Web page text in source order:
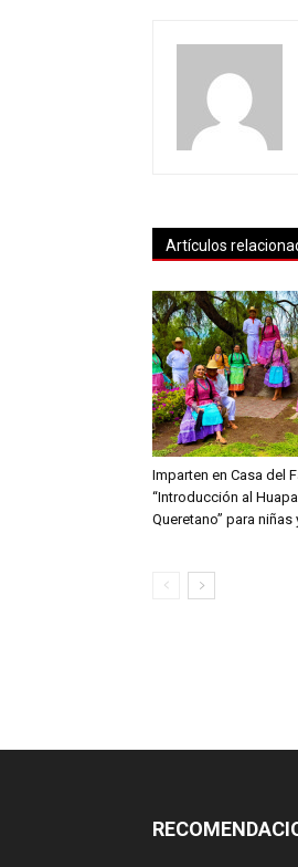
Artículos
Imparten en Casa del
“Introducción al
Queretano” para niñas